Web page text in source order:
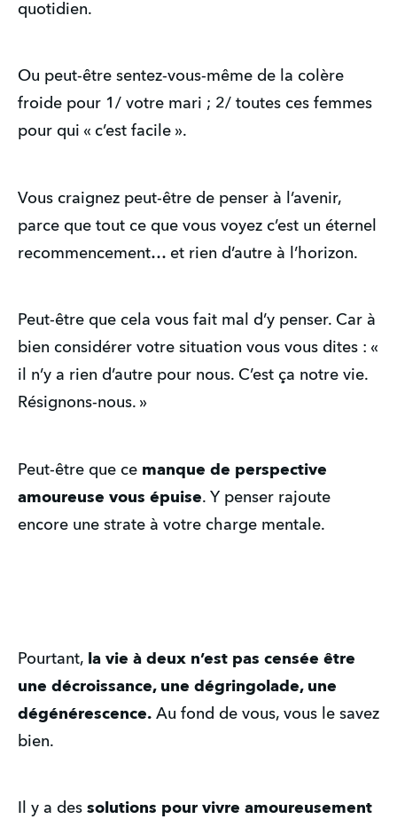
quotidien.
Ou peut-être sentez-vous-même de la colère
froide pour 1/ votre mari ; 2/ toutes ces femmes
pour qui « c’est facile ».
Vous craignez peut-être de penser à l’avenir,
parce que tout ce que vous voyez c’est un éternel
recommencement… et rien d’autre à l’horizon.
Peut-être que cela vous fait mal d’y penser. Car à
bien considérer votre situation vous vous dites : «
il n’y a rien d’autre pour nous. C’est ça notre vie.
Résignons-nous. »
Peut-être que ce manque de perspective
amoureuse vous épuise. Y penser rajoute
encore une strate à votre charge mentale.
Pourtant, la vie à deux n’est pas censée être
une décroissance, une dégringolade, une
dégénérescence. Au fond de vous, vous le savez
bien.
Il y a des solutions pour vivre amoureusement